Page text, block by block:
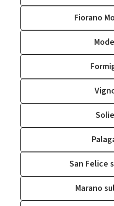
Fiorano
San Felice
Marano